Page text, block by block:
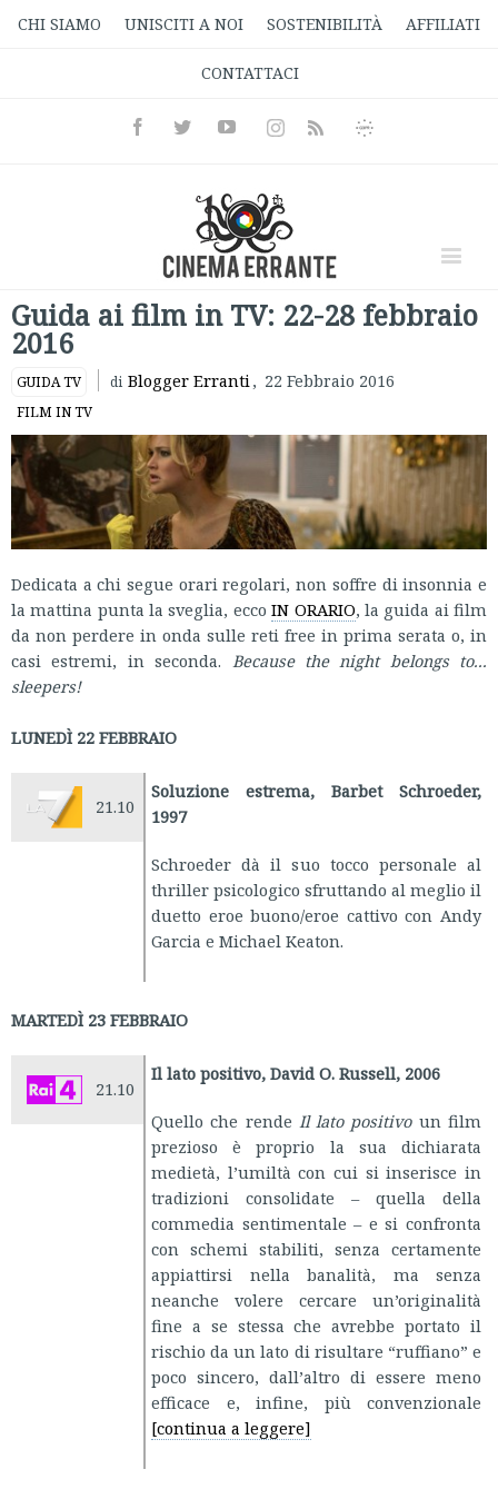
CHI SIAMO UNISCITI A NOI SOSTENIBILITÀ AFFILIATI
CONTATTACI
FacebookTwitterYoutubeInstagramRss
Informativa
Guida ai film in TV: 22-28 febbraio
2016
GUIDA TV di Blogger Erranti, 22 Febbraio 2016
FILM IN TV
Dedicata a chi segue orari regolari, non soffre di insonnia e
la mattina punta la sveglia, eccoIN ORARIO, la guida ai film
da non perdere in onda sulle reti free in prima serata o, in
casi estremi, in seconda. Because the night belongs to...
sleepers!
LUNEDÌ 22 FEBBRAIO
21.10
Soluzione estrema, Barbet Schroeder,
1997
Schroeder dà il suo tocco personale al
thriller psicologico sfruttando al meglio il
duetto eroe buono/eroe cattivo con Andy
Garcia e Michael Keaton.
MARTEDÌ 23 FEBBRAIO
21.10
Il lato positivo, David O. Russell, 2006
Quello che rende Il lato positivoun film
prezioso è proprio la sua dichiarata
medietà, l’umiltà con cui si inserisce in
tradizioni consolidate – quella della
commedia sentimentale – e si confronta
con schemi stabiliti, senza certamente
appiattirsi nella banalità, ma senza
neanche volere cercare un’originalità
fine a se stessa che avrebbe portato il
rischio da un lato di risultare “ruffiano” e
poco sincero, dall’altro di essere meno
efficace e, infine, più convenzionale
[continua a leggere]